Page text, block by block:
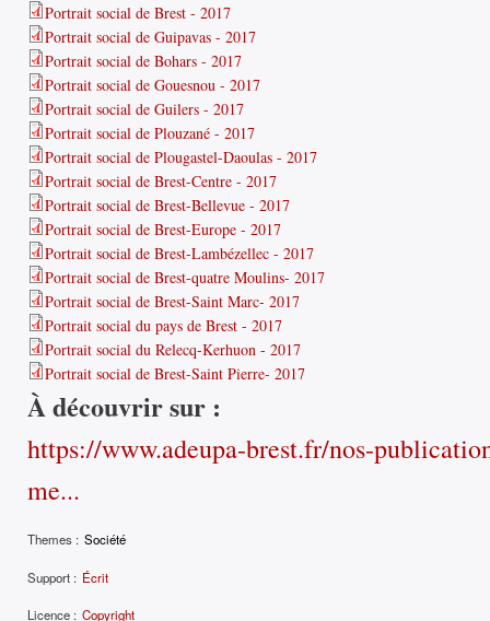
Portrait social de Brest - 2017
Portrait social de Guipavas - 2017
Portrait social de Bohars - 2017
Portrait social de Gouesnou - 2017
Portrait social de Guilers - 2017
Portrait social de Plouzané - 2017
Portrait social de Plougastel-Daoulas - 2017
Portrait social de Brest-Centre - 2017
Portrait social de Brest-Bellevue - 2017
Portrait social de Brest-Europe - 2017
Portrait social de Brest-Lambézellec - 2017
Portrait social de Brest-quatre Moulins- 2017
Portrait social de Brest-Saint Marc- 2017
Portrait social du pays de Brest - 2017
Portrait social du Relecq-Kerhuon - 2017
Portrait social de Brest-Saint Pierre- 2017
À découvrir sur :
https://www.adeupa-brest.fr/nos-
me...
Themes : Société
Support : Écrit
Licence : Copyright